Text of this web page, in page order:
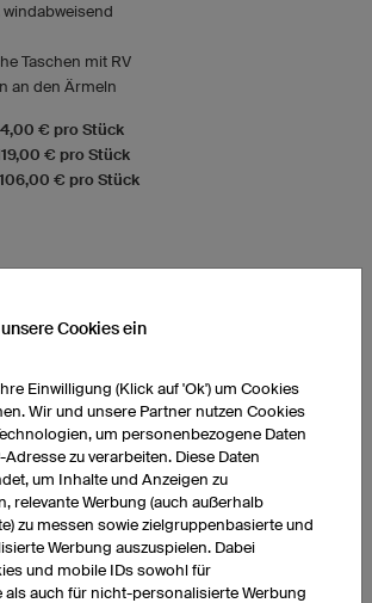
Taschen mit RV
an den Ärmeln
€ pro Stück
€ pro Stück
€ pro Stück
AUS UNSEREM SORTIMENT
Fußballtrikots Damen
Damen Fußballstutzen
Kinder Fußballhosen Kinder
Cookies ein
Einwilligung (Klick auf 'Ok') um Cookies
Wir und unsere Partner nutzen Cookies
um personenbezogene Daten
Adresse zu verarbeiten. Diese Daten
um Inhalte und Anzeigen zu
relevante Werbung (auch außerhalb
zu messen sowie zielgruppenbasierte und
Werbung auszuspielen. Dabei
und mobile IDs sowohl für
als auch für nicht-personalisierte Werbung